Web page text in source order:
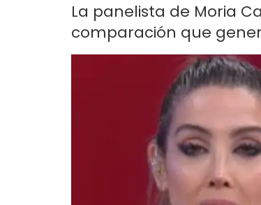
La panelista de Moria
comparación que